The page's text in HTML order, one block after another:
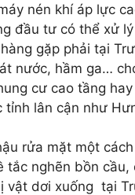
nén khí áp lực
đầu tư có thể xử
gặp phải tại
nước, hầm ga…
cư cao tầng
lân cận như
rửa mặt một
tắc nghẽn bồn
vật dơi xuống tại